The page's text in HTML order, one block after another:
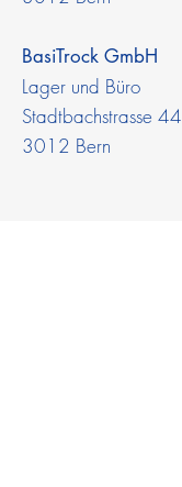
BasiTrock GmbH
Lager und Büro
Stadtbachstrasse 44
3012 Bern